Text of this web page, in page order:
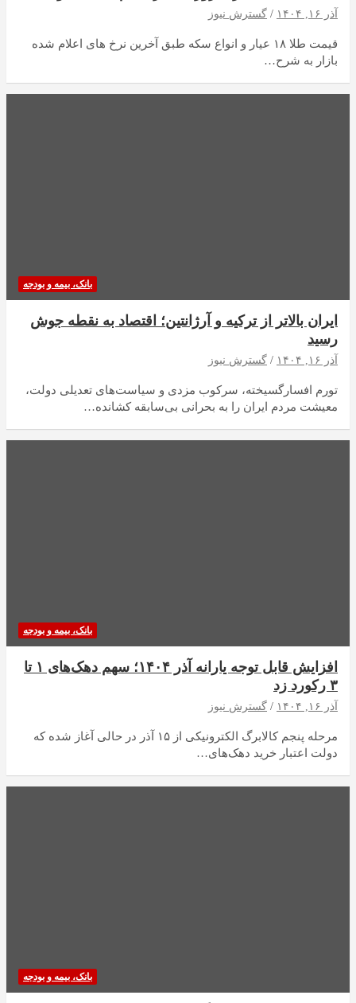
آذر ۱۶, ۱۴۰۴ گسترش نیوز
قیمت طلا ۱۸ عیار و انواع سکه طبق آخرین نرخ های اعلام شده
بازار به شرح…
بانک، بیمه و بودجه
ایران بالاتر از ترکیه و آرژانتین؛ اقتصاد به نقطه جوش
رسید
آذر ۱۶, ۱۴۰۴ گسترش نیوز
تورم افسارگسیخته، سرکوب مزدی و سیاست‌های تعدیلی دولت،
معیشت مردم ایران را به بحرانی بی‌سابقه کشانده…
بانک، بیمه و بودجه
افزایش قابل توجه یارانه آذر ۱۴۰۴؛ سهم دهک‌های ۱ تا
۳ رکورد زد
آذر ۱۶, ۱۴۰۴ گسترش نیوز
مرحله پنجم کالابرگ الکترونیکی از ۱۵ آذر در حالی آغاز شده که
دولت اعتبار خرید دهک‌های…
بانک، بیمه و بودجه